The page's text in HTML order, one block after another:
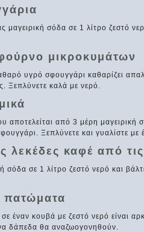
μαγειρική σόδα σε 1 λίτρο ζεστό
μικροκυμάτων
υγρό σφουγγάρι καθαρίζει
Ξεπλύνετε καλά με νερό.
αποτελείται από 3 μέρη μαγειρική
Ξεπλύνετε και γυαλίστε με
λεκέδες καφέ από
σόδα σε 1 λίτρο ζεστό νερό και
πατώματα
σε έναν κουβά με ζεστό νερό είναι
δάπεδα θα αναζωογονηθούν.